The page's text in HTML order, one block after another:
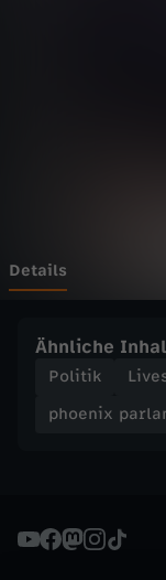
m
n
D
Details
Ähnliche
Politik
phoenix